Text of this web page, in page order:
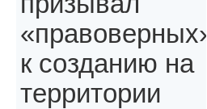
«правоверных»,
к созданию на
территории